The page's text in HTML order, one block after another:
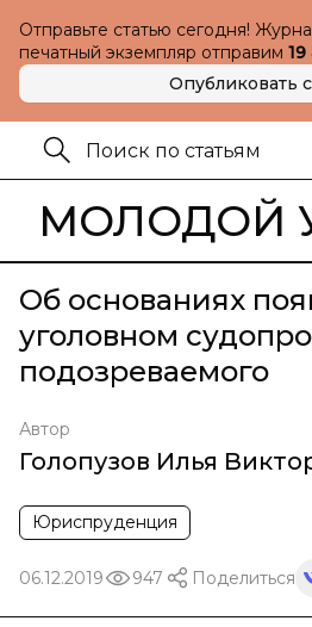
Отправьте статью сегодня!
печатный экземпляр отправим 19
Опубликовать
МОЛОДОЙ
Об основаниях
уголовном
подозреваемого
Автор
Голопузов Илья
Юриспруденция
06.12.2019 947 Поделиться